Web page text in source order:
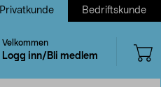
Privatkunde Bedriftskunde
Velkommen
Logg inn/Bli medlem